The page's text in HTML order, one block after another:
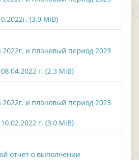
(3.0 MiB)
и плановый период 2023
г. (2.3 MiB)
и плановый период 2023
г. (3.0 MiB)
отчет о выполнении